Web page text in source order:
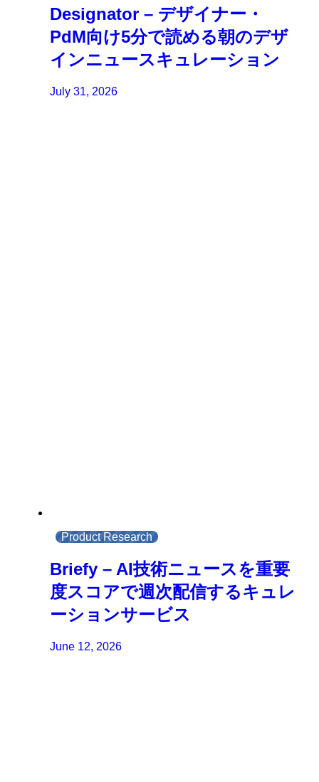
Designator – デザイナー・
PdM向け5分で読める朝のデザ
インニュースキュレーション
July 31, 2026
Product Research
Briefy – AI技術ニュースを重要
度スコアで週次配信するキュレ
ーションサービス
June 12, 2026